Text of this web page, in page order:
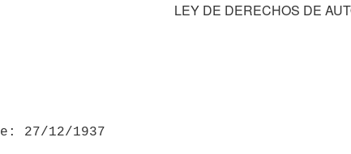
LEY DE DERECHOS DE